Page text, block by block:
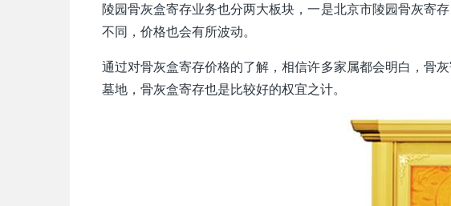
陵园骨灰盒寄存业务也分两大板块，一是北京市陵园骨灰寄
不同，价格也会有所波动。
通过对骨灰盒寄存价格的了解，相信许多家属都会明白，骨
墓地，骨灰盒寄存也是比较好的权宜之计。